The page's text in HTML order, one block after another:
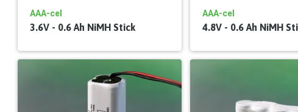
AAA-cel
3.6V - 0.6 Ah NiMH Stick
AAA-cel
4.8V - 0.6 Ah NiMH